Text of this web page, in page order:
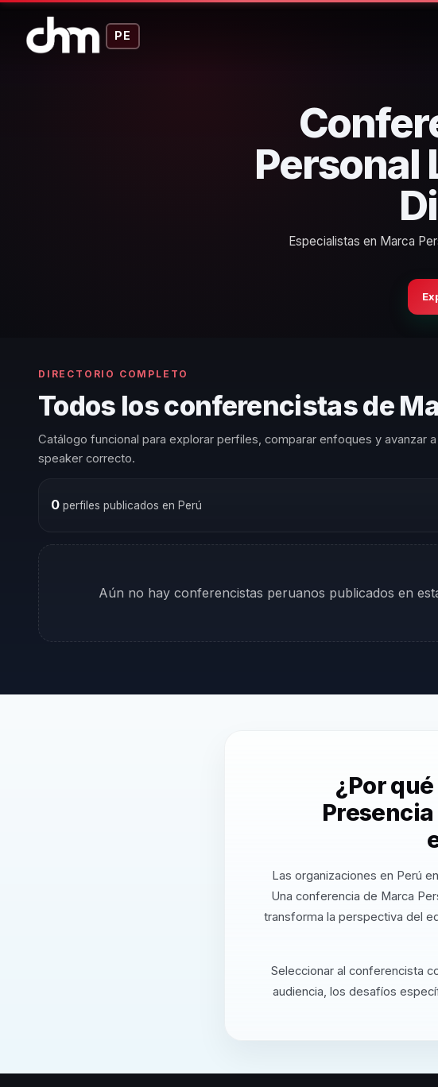
PE
Personal
Especialistas en Marca
DIRECTORIO COMPLETO
Todos los conferencistas de
Catálogo funcional para explorar perfiles, comparar enfoques y avanzar
speaker correcto.
0perfiles publicados en Perú
Aún no hay conferencistas peruanos publicados en
¿Por
Las organizaciones en Perú
Una conferencia de Marca
transforma la perspectiva del
Seleccionar al conferencista
audiencia, los desafíos